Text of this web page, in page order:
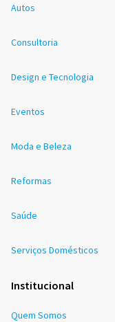
Autos
Consultoria
Design e Tecnologia
Eventos
Moda e Beleza
Reformas
Saúde
Serviços Domésticos
Institucional
Quem Somos